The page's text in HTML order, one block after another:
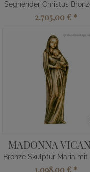
Segnender Christus
2.705,00 € *
MADONNA
Bronze Skulptur Maria mit
1.098,00 € *